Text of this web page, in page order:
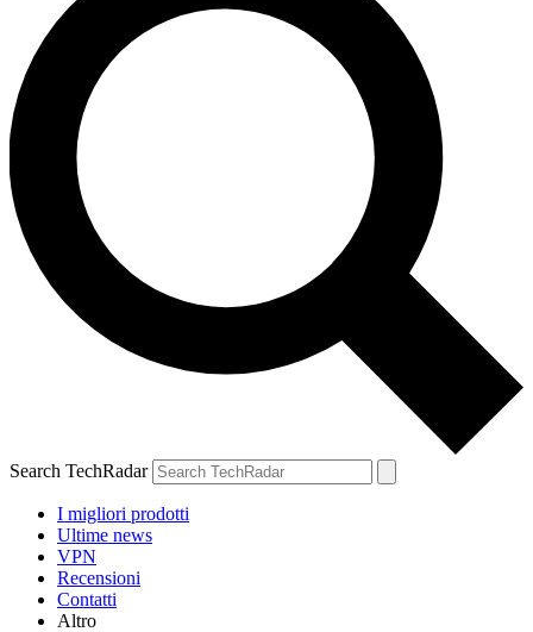
Search TechRadar
I migliori prodotti
Ultime news
VPN
Recensioni
Contatti
Altro